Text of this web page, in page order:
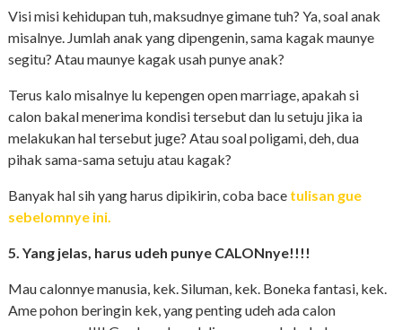
Visi misi kehidupan tuh, maksudnye gimane tuh? Ya, soal anak
misalnye. Jumlah anak yang dipengenin, sama kagak maunye
segitu? Atau maunye kagak usah punye anak?
Terus kalo misalnye lu kepengen open marriage, apakah si
calon bakal menerima kondisi tersebut dan lu setuju jika ia
melakukan hal tersebut juge? Atau soal poligami, deh, dua
pihak sama-sama setuju atau kagak?
Banyak hal sih yang harus dipikirin, coba bace tulisan gue
sebelomnye ini.
5. Yang jelas, harus udeh punye CALONnye!!!!
Mau calonnye manusia, kek. Siluman, kek. Boneka fantasi, kek.
Ame pohon beringin kek, yang penting udeh ada calon